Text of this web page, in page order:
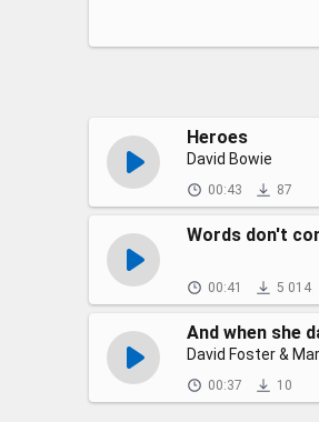
Heroes
David Bowie
00:43 87
Words don't
00:41 5 014
And when she
David Foster &
00:37 10